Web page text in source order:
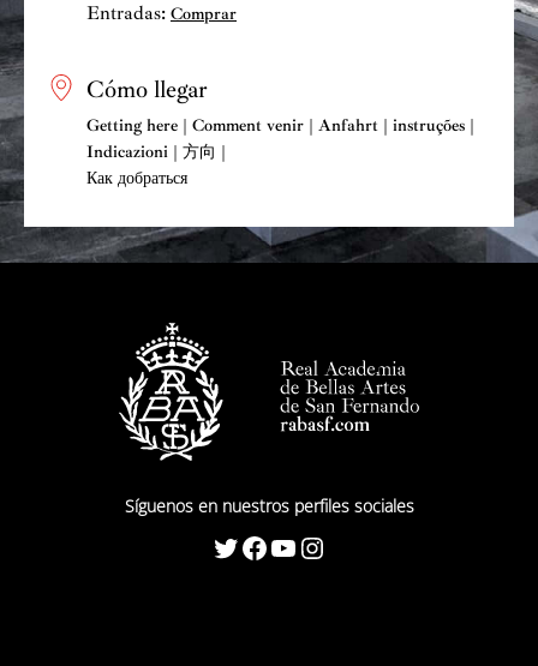
Entradas: Comprar
Cómo llegar
Getting here | Comment venir | Anfahrt | instruções |
Indicazioni | 方向 |
Как добраться
Síguenos en nuestros perfiles sociales
Twitter Facebook YouTube Instagram